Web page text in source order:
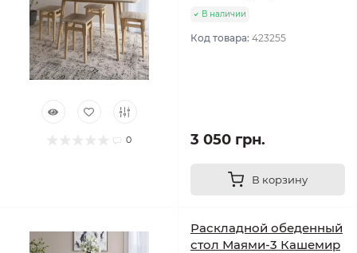
0
В наличии
Код товара: 423255
3 050 грн.
В корзину
Раскладной обеденный
стол Маями-3 Кашемир